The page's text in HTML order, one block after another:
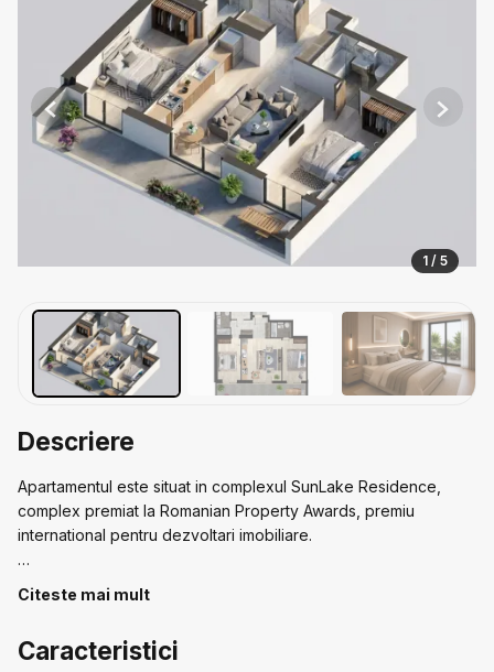
1 / 5
Previous Next
Descriere
Apartamentul este situat in complexul SunLake Residence,
complex premiat la Romanian Property Awards, premiu
international pentru dezvoltari imobiliare.
Complexul este compus din trei blocuri de 12 etaje, A, B si C si
cu vedere catre lac si access securizat pe baza de card.
Citeste mai mult
Caracteristici